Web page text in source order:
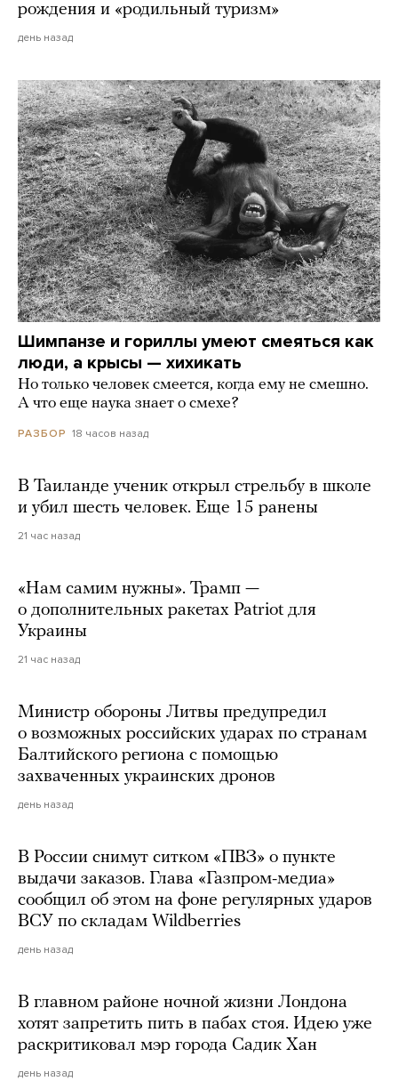
рождения и «родильный туризм»
день назад
Шимпанзе и гориллы умеют смеяться как
люди, а крысы — хихикать
Но только человек смеется, когда ему не смешно.
А что еще наука знает о смехе?
РАЗБОР 18 часов назад
В Таиланде ученик открыл стрельбу в школе
и убил шесть человек. Еще 15 ранены
21 час назад
«Нам самим нужны». Трамп —
о дополнительных ракетах Patriot для
Украины
21 час назад
Министр обороны Литвы предупредил
о возможных российских ударах по странам
Балтийского региона с помощью
захваченных украинских дронов
день назад
В России снимут ситком «ПВЗ» о пункте
выдачи заказов. Глава «Газпром-медиа»
сообщил об этом на фоне регулярных ударов
ВСУ по складам Wildberries
день назад
В главном районе ночной жизни Лондона
хотят запретить пить в пабах стоя. Идею уже
раскритиковал мэр города Садик Хан
день назад